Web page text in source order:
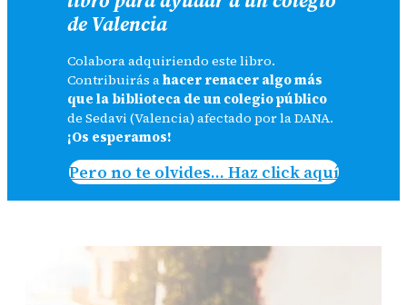
de Valencia
Colabora adquiriendo este libro.
Contribuirás ahacer renacer algo más
que la biblioteca de un colegio público
de Sedavi (Valencia) afectado por la DANA.
¡Os esperamos!
Pero no te olvides… Haz click aquí